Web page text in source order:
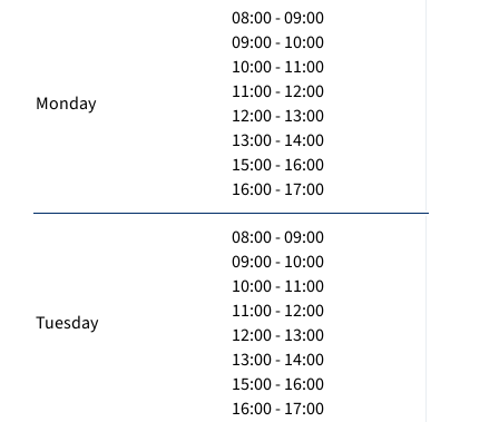
Monday
08:00 - 09:00
09:00 - 10:00
10:00 - 11:00
11:00 - 12:00
12:00 - 13:00
13:00 - 14:00
15:00 - 16:00
16:00 - 17:00
Tuesday
08:00 - 09:00
09:00 - 10:00
10:00 - 11:00
11:00 - 12:00
12:00 - 13:00
13:00 - 14:00
15:00 - 16:00
16:00 - 17:00